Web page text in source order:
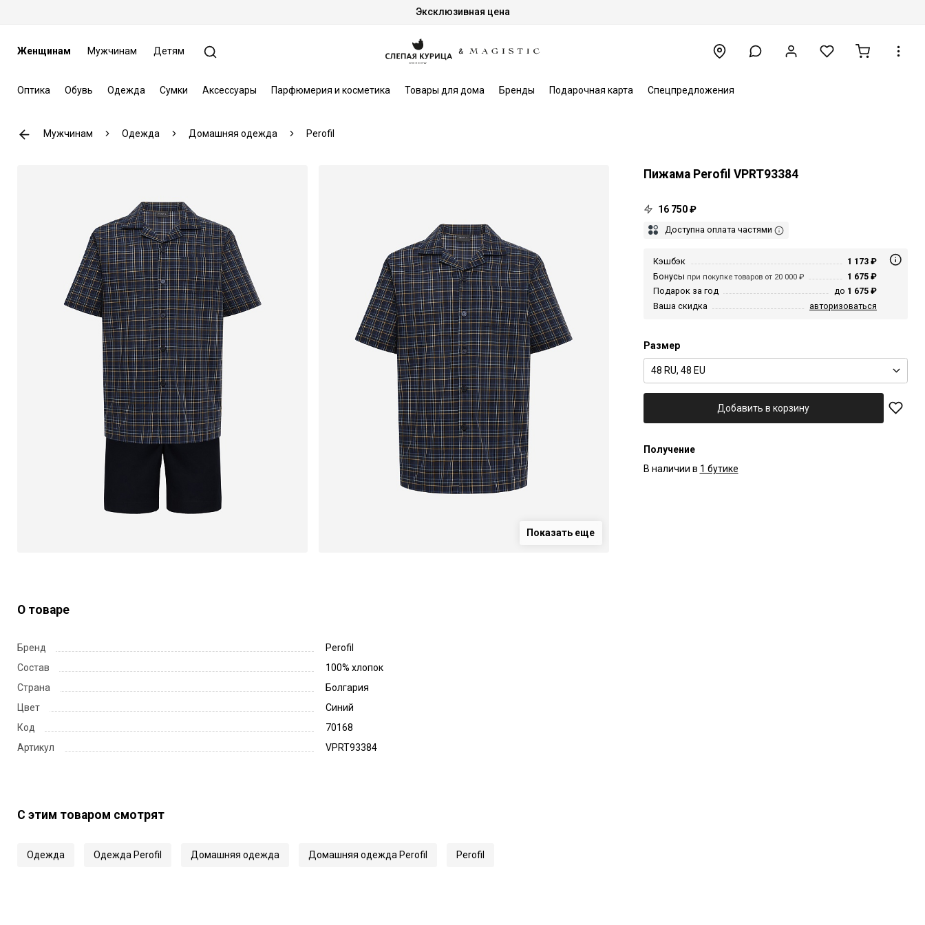
Эксклюзивная цена
Женщинам Мужчинам Детям
Оптика Обувь Одежда Сумки Аксессуары Парфюмерия и косметика Товары для дома Бренды Подарочная карта Спецпредложения
Мужчинам Одежда Домашняя одежда Perofil
Показать еще
Пижама Perofil VPRT93384
16 750 ₽
Доступна оплата частями
Кэшбэк
1 173 ₽
Бонусы при покупке товаров от 20 000 ₽
1 675 ₽
Подарок за год
до 1 675 ₽
Ваша скидка
авторизоваться
Размер
48 RU, 48 EU
Добавить в корзину
Получение
В наличии в 1 бутике
О товаре
Бренд
Perofil
Состав
100% хлопок
Страна
Болгария
Цвет
Синий
Код
70168
Артикул
VPRT93384
С этим товаром смотрят
Одежда Одежда Perofil Домашняя одежда Домашняя одежда Perofil Perofil